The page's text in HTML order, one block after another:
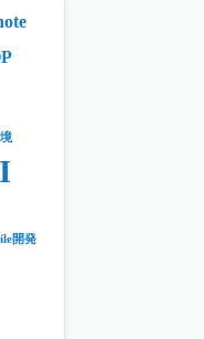
開発